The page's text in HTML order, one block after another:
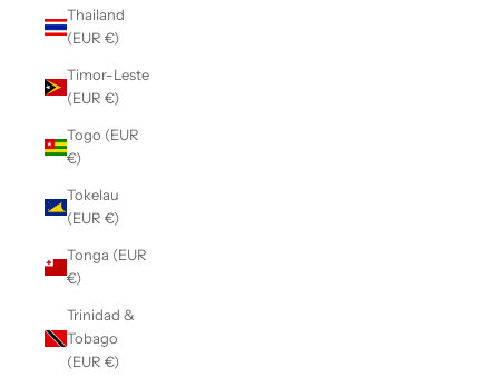
Thailand
(EUR €)
Timor-Leste
(EUR €)
Togo (EUR
€)
Tokelau
(EUR €)
Tonga (EUR
€)
Trinidad &
Tobago
(EUR €)